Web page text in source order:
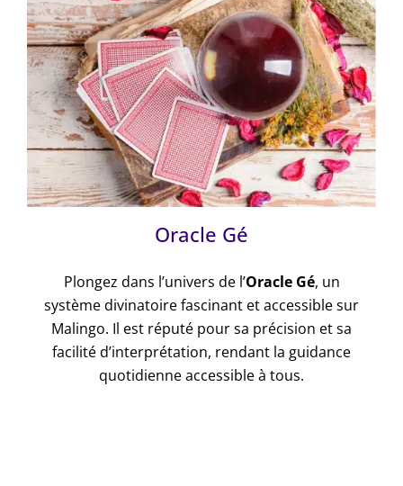
Oracle Gé
Plongez dans l’univers de l’Oracle Gé, un
système divinatoire fascinant et accessible sur
Malingo. Il est réputé pour sa précision et sa
facilité d’interprétation, rendant la guidance
quotidienne accessible à tous.